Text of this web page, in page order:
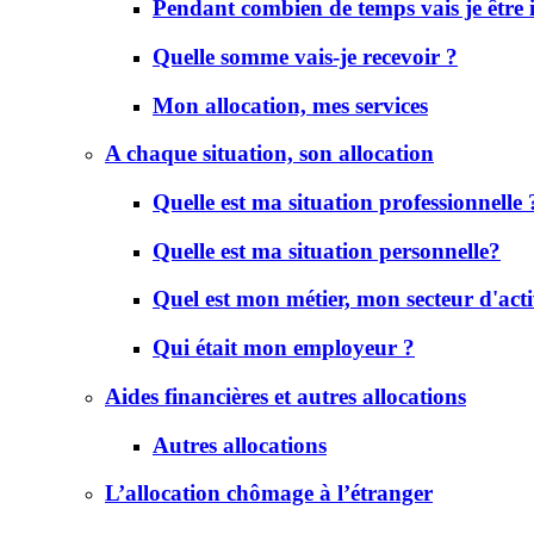
Pendant combien de temps vais je être
Quelle somme vais-je recevoir ?
Mon allocation, mes services
A chaque situation, son allocation
Quelle est ma situation professionnelle
Quelle est ma situation personnelle?
Quel est mon métier, mon secteur
Qui était mon employeur ?
Aides financières et autres allocations
Autres allocations
L’allocation chômage à l’étranger